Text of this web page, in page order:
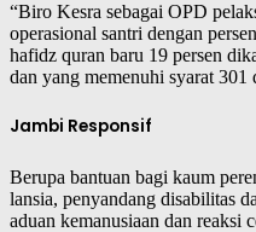
“Biro Kesra sebagai OPD
operasional santri dengan
hafidz quran baru 19 persen
dan yang memenuhi syarat
Jambi Responsif
Berupa bantuan bagi kaum
lansia, penyandang disabilitas
aduan kemanusiaan dan reaksi